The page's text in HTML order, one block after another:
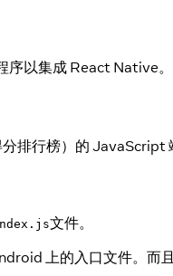
以集成 React Native。
排行榜）的 JavaScript
文件。
上的入口文件。而